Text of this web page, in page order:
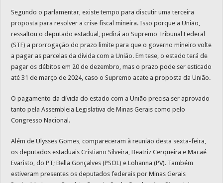
Segundo o parlamentar, existe tempo para discutir uma terceira
proposta para resolver a crise fiscal mineira. Isso porque a União,
ressaltou o deputado estadual, pedirá ao Supremo Tribunal Federal
(STF) a prorrogação do prazo limite para que o governo mineiro volte
a pagar as parcelas da dívida com a União. Em tese, o estado terá de
pagar os débitos em 20 de dezembro, mas o prazo pode ser esticado
até 31 de março de 2024, caso o Supremo acate a proposta da União.
O pagamento da dívida do estado com a União precisa ser aprovado
tanto pela Assembleia Legislativa de Minas Gerais como pelo
Congresso Nacional.
Além de Ulysses Gomes, compareceram à reunião desta sexta-feira,
os deputados estaduais Cristiano Silveira, Beatriz Cerqueira e Macaé
Evaristo, do PT; Bella Gonçalves (PSOL) e Lohanna (PV). Também
estiveram presentes os deputados federais por Minas Gerais